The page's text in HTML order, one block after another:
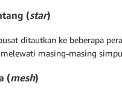
(star)
ditautkan ke beberapa
masing-masing
(mesh)